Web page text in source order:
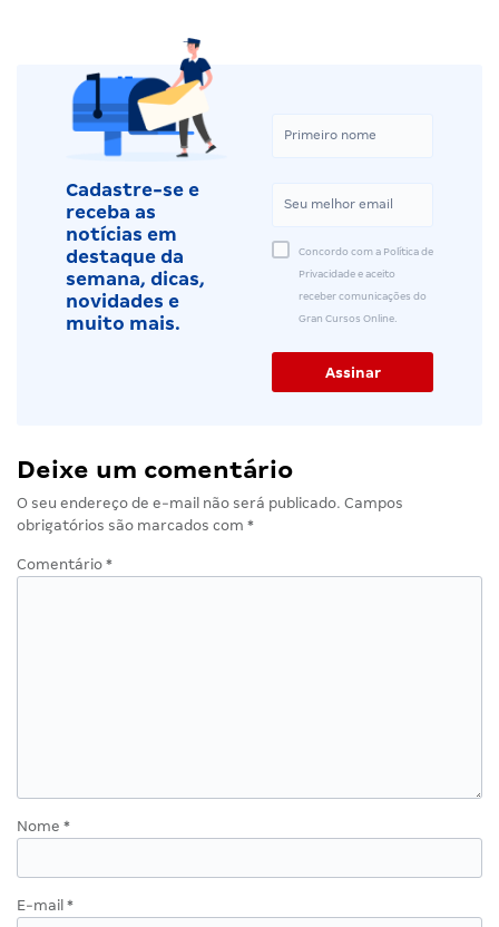
Cadastre-se e
receba as
notícias em
destaque da
semana, dicas,
novidades e
muito mais.
Concordo com a Política de
Privacidade e aceito
receber comunicações do
Gran Cursos Online.
Deixe um comentário
O seu endereço de e-mail não será publicado. Campos
obrigatórios são marcados com *
Comentário *
Nome *
E-mail *